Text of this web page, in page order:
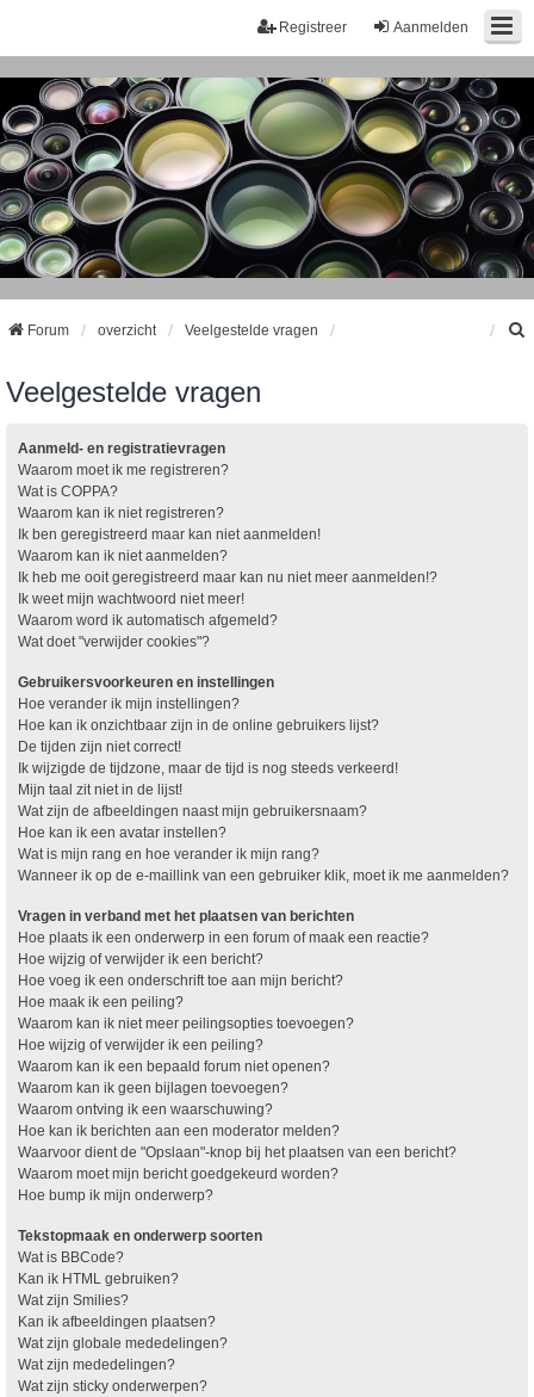
Aanmelden
Registreer
Forum overzicht Veelgestelde vragen
Veelgestelde vragen
Aanmeld- en registratievragen
Waarom moet ik me registreren?
Wat is COPPA?
Waarom kan ik niet registreren?
Ik ben geregistreerd maar kan niet aanmelden!
Waarom kan ik niet aanmelden?
Ik heb me ooit geregistreerd maar kan nu niet meer aanmelden!?
Ik weet mijn wachtwoord niet meer!
Waarom word ik automatisch afgemeld?
Wat doet "verwijder cookies"?
Gebruikersvoorkeuren en instellingen
Hoe verander ik mijn instellingen?
Hoe kan ik onzichtbaar zijn in de online gebruikers lijst?
De tijden zijn niet correct!
Ik wijzigde de tijdzone, maar de tijd is nog steeds verkeerd!
Mijn taal zit niet in de lijst!
Wat zijn de afbeeldingen naast mijn gebruikersnaam?
Hoe kan ik een avatar instellen?
Wat is mijn rang en hoe verander ik mijn rang?
Wanneer ik op de e-maillink van een gebruiker klik, moet ik me aanmelden?
Vragen in verband met het plaatsen van berichten
Hoe plaats ik een onderwerp in een forum of maak een reactie?
Hoe wijzig of verwijder ik een bericht?
Hoe voeg ik een onderschrift toe aan mijn bericht?
Hoe maak ik een peiling?
Waarom kan ik niet meer peilingsopties toevoegen?
Hoe wijzig of verwijder ik een peiling?
Waarom kan ik een bepaald forum niet openen?
Waarom kan ik geen bijlagen toevoegen?
Waarom ontving ik een waarschuwing?
Hoe kan ik berichten aan een moderator melden?
Waarvoor dient de "Opslaan"-knop bij het plaatsen van een bericht?
Waarom moet mijn bericht goedgekeurd worden?
Hoe bump ik mijn onderwerp?
Tekstopmaak en onderwerp soorten
Wat is BBCode?
Kan ik HTML gebruiken?
Wat zijn Smilies?
Kan ik afbeeldingen plaatsen?
Wat zijn globale mededelingen?
Wat zijn mededelingen?
Wat zijn sticky onderwerpen?